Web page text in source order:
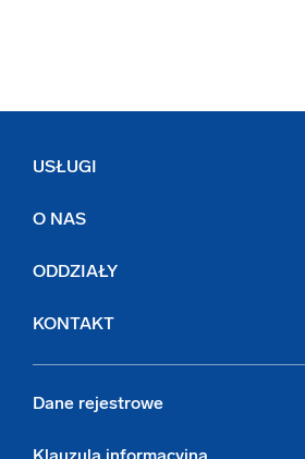
USŁUGI
O NAS
ODDZIAŁY
KONTAKT
Dane rejestrowe